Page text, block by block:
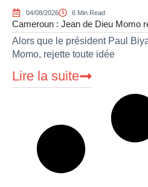
04/08/2026 6 Min Read
Cameroun : Jean de Dieu Momo
Alors que le président Paul
Momo, rejette toute idée
Lire la suite